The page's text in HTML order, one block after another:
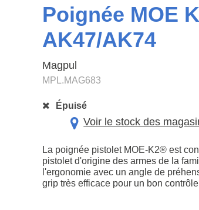
Poignée MOE
AK47/AK74
Magpul
MPL.MAG683
Épuisé
Voir le stock des
La poignée pistolet MOE-K2® est
pistolet d'origine des armes de la
l'ergonomie avec un angle de
grip très efficace pour un bon